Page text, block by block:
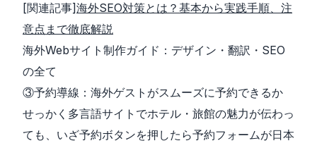
[関連記事]海外SEO対策とは？基本から実践手順、注
意点まで徹底解説
海外Webサイト制作ガイド：デザイン・翻訳・SEO
の全て
③予約導線：海外ゲストがスムーズに予約できるか
せっかく多言語サイトでホテル・旅館の魅力が伝わっ
ても、いざ予約ボタンを押したら予約フォームが日本